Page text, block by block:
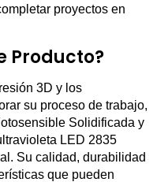
proyectos en
Producto?
3D y los
su proceso de trabajo,
Solidificada y
LED 2835
Su calidad, durabilidad
que pueden